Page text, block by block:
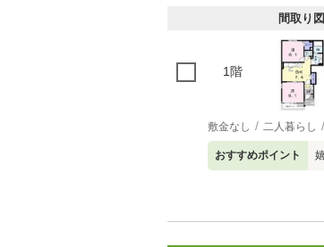
間取り図
1階
敷金なし 二人暮らし
おすすめポイント